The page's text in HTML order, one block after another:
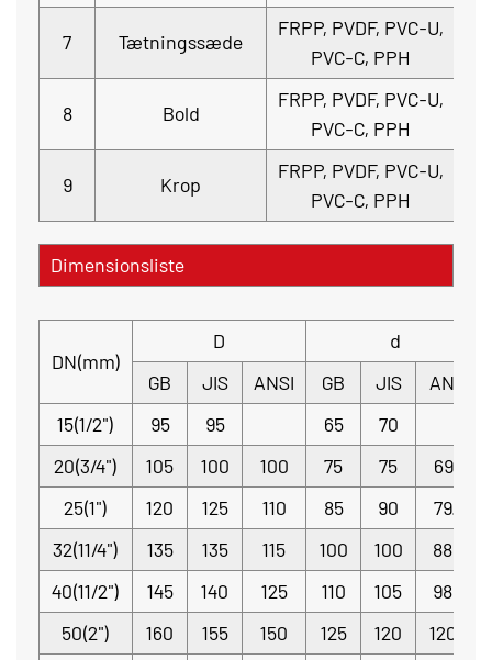
7 Tætningssæde
FRPP, PVDF, PVC-U,
PVC-C, PPH
8 Bold
FRPP, PVDF, PVC-U,
PVC-C, PPH
9 Krop
FRPP, PVDF, PVC-U,
PVC-C, PPH
Dimensionsliste
DN(mm)
D
d
GB
JIS ANSI GB JIS
ANSI
15(1/2")
95 95 65
70
20(3/4")
105 100 100 75 75
69.9
25(1")
120 125 110 85 90
79.4
32(11/4")
135 135 115 100 100
88.9
40(11/2")
145 140 125 110 105
98.4
50(2")
160 155 150 125 120
120.7